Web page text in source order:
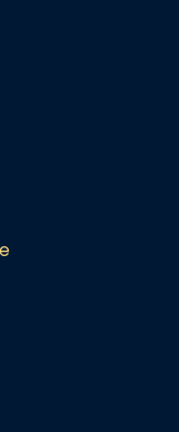
i
a Júlia”) i
=
1667, el
en una obra
Iluro.